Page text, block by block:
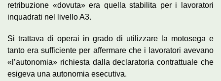
retribuzione «dovuta» era quella stabilita per i lavoratori
inquadrati nel livello A3.
Si trattava di operai in grado di utilizzare la motosega e
tanto era sufficiente per affermare che i lavoratori avevano
«l’autonomia» richiesta dalla declaratoria contrattuale che
esigeva una autonomia esecutiva.